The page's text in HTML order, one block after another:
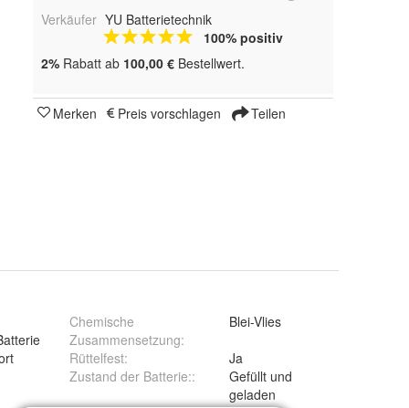
Verkäufer YU Batterietechnik
100% positiv
2% Rabatt ab 100,00 € Bestellwert.
Merken Preis vorschlagen Teilen
Chemische
Zusammensetzung:
Blei-Vlies
Rüttelfest:
Ja
Zustand der Batterie::
Gefüllt und
geladen